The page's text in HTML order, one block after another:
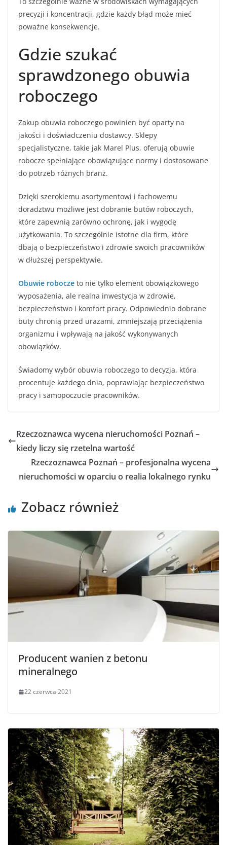
precyzji i koncentracji, gdzie każdy błąd może mieć
poważne konsekwencje.
Gdzie szukać
sprawdzonego obuwia
roboczego
Zakup obuwia roboczego powinien być oparty na
jakości i doświadczeniu dostawcy. Sklepy
specjalistyczne, takie jak Marel Plus, oferują obuwie
robocze spełniające obowiązujące normy i dostosowane
do potrzeb różnych branż.
Dzięki szerokiemu asortymentowi i fachowemu
doradztwu możliwe jest dobranie butów roboczych,
które zapewnią zarówno ochronę, jak i wygodę
użytkowania. To szczególnie istotne dla firm, które
dbają o bezpieczeństwo i zdrowie swoich pracowników
w dłuższej perspektywie.
Obuwie robocze to nie tylko element obowiązkowego
wyposażenia, ale realna inwestycja w zdrowie,
bezpieczeństwo i komfort pracy. Odpowiednio dobrane
buty chronią przed urazami, zmniejszają przeciążenia
organizmu i wpływają na jakość wykonywanych
obowiązków.
Świadomy wybór obuwia roboczego to decyzja, która
procentuje każdego dnia, poprawiając bezpieczeństwo
pracy i samopoczucie pracowników.
Rzeczoznawca wycena nieruchomości Poznań –
kiedy liczy się rzetelna wartość
Rzeczoznawca Poznań – profesjonalna wycena
nieruchomości w oparciu o realia lokalnego rynku
Zobacz również
Producent wanien z betonu
mineralnego
22 czerwca 2021